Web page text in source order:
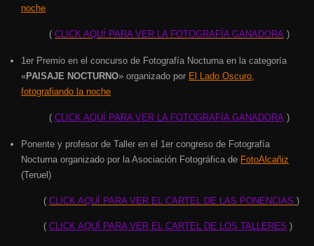
noche
( CLICK AQUÍ PARA VER LA FOTOGRAFÍA GANADORA )
1er Premio en el concurso de Fotografía Nocturna en la categoría
«PAISAJE NOCTURNO» organizado por El Lado Oscuro,
fotografiando la noche
( CLICK AQUÍ PARA VER LA FOTOGRAFÍA GANADORA )
Ponente y profesor de Taller en el 1er congreso de Fotografía
Nocturna organizado por la Asociación Fotográfica de FotoAlcañiz
(Teruel)
( CLICK AQUÍ PARA VER EL CARTEL DE LAS PONENCIAS )
( CLICK AQUÍ PARA VER EL CARTEL DE LOS TALLERES )